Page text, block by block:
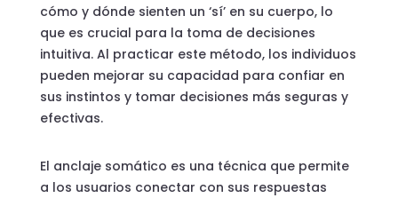
cómo y dónde sienten un ‘sí’ en su cuerpo, lo
que es crucial para la toma de decisiones
intuitiva. Al practicar este método, los individuos
pueden mejorar su capacidad para confiar en
sus instintos y tomar decisiones más seguras y
efectivas.
El anclaje somático es una técnica que permite
a los usuarios conectar con sus respuestas